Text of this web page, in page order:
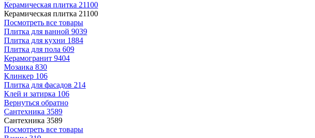
Керамическая плитка 21100
Керамическая плитка 21100
Посмотреть все товары
Плитка для ванной 9039
Плитка для кухни 1884
Плитка для пола 609
Керамогранит 9404
Мозаика 830
Клинкер 106
Плитка для фасадов 214
Клей и затирка 106
Вернуться обратно
Сантехника 3589
Сантехника 3589
Посмотреть все товары